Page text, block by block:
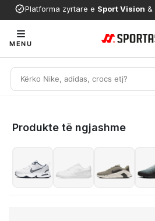
Platforma zyrtare e Sport Vision &
MENU
Produkte të ngjashme